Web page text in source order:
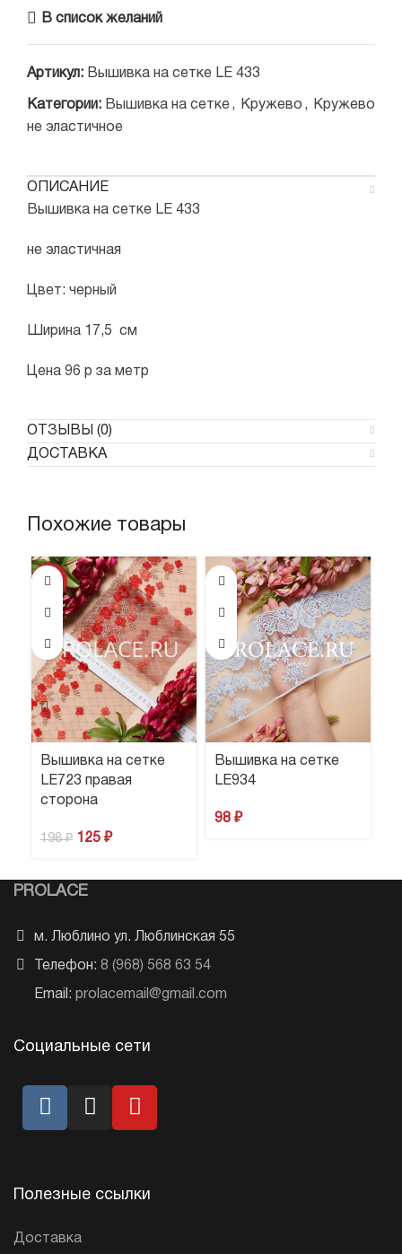
В список желаний
Артикул: Вышивка на сетке LE 433
Категории: Вышивка на сетке , Кружево ,
Кружево
не эластичное
ОПИСАНИЕ
Вышивка на сетке LE 433
не эластичная
Цвет: черный
Ширина 17,5 см
Цена 96 р за метр
ОТЗЫВЫ (0)
ДОСТАВКА
Похожие товары
Вышивка на сетке
LE723 правая
сторона
198₽ 125 ₽
Вышивка на сетке
LE934
98 ₽
PROLACE
м. Люблино ул. Люблинская 55
Телефон: 8 (968) 568 63 54
Email: prolacemail@gmail.com
Социальные сети
Полезные ссылки
Доставка